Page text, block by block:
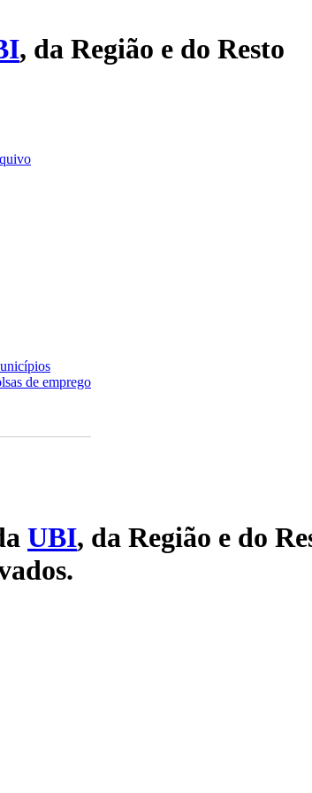
, da Região e do Resto
de emprego
UBI, da Região e do